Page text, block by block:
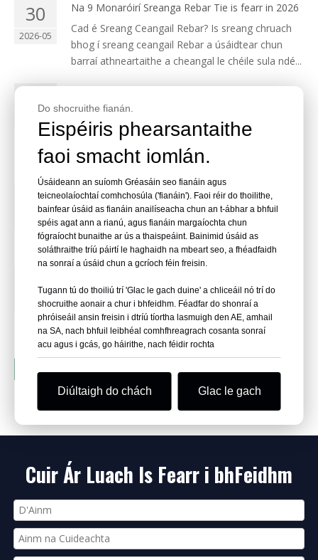
30
2026-05
Na 9 Monaróirí Sreanga Rebar Tie is fearr in 2026
Cad é Sreang Ceangail Rebar? Is sreang chruach
bhog í sreang ceangail Rebar a úsáidtear chun
barraí athneartaithe a cheangal le chéile sula ndé...
2026-05
2026
Freagra Tapa: Déantóirí Stáplaí Fáinne Hog is
Fearr i 2026Is iad na monaróirí stáplaí fáinne muc
is fearr i 2026 soláthraithe is féidir a sholáthar ar...
29
2026-05
Barr 20 Monaróir Fáinne Muc in 2026
Freagra Tapa: Monaróirí Fáinne Hog is Fearr i
2026Má tá tú ag teacht ar fháinní muc le haghaidh
upholstery, suíocháin feithicleach, fálú, cages sre...
27
2026-05
Is ceanglóirí cruinne iad tairní bailchríoch a
úsáidtear nuair is gá cumhacht láidir coinneála a
chomhcheangal le cuma deiridh glan. Úsáidtear i...
2 3 »
Iomlán 3 leathanach Téigh go Leathanach Téigh
Cuir Ár Luach Is Fearr i bhFeidhm
Do shocruithe fianán.
Eispéiris phearsantaithe
faoi smacht iomlán.
Úsáideann an suíomh Gréasáin seo fianáin agus
teicneolaíochtaí comhchosúla ('fianáin'). Faoi réir do thoilithe,
bainfear úsáid as fianáin anailíseacha chun an t-ábhar a bhfuil
spéis agat ann a rianú, agus fianáin margaíochta chun
fógraíocht bunaithe ar ús a thaispeáint. Bainimid úsáid as
soláthraithe tríú páirtí le haghaidh na mbeart seo, a fhéadfaidh
na sonraí a úsáid chun a gcríoch féin freisin.
Tugann tú do thoiliú trí 'Glac le gach duine' a chliceáil nó trí do
shocruithe aonair a chur i bhfeidhm. Féadfar do shonraí a
phróiseáil ansin freisin i dtríú tíortha lasmuigh den AE, amhail
na SA, nach bhfuil leibhéal comhfhreagrach cosanta sonraí
acu agus i gcás, go háirithe, nach féidir rochta
Diúltaigh do chách Glac le gach